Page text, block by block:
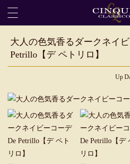
大人の色気香るダークネイ
Petrillo【デ ペトリロ】
Up